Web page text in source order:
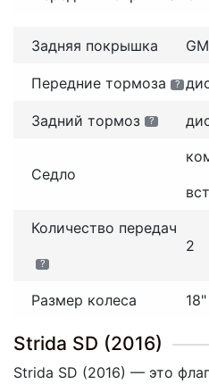
Задняя покрышка
Передние тормоза ?
Задний тормоз ?
Седло
Количество передач
?
2
Размер колеса 18"
Strida SD (2016)
Strida SD (2016) — это